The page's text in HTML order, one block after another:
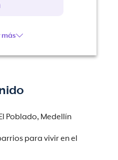
más
Poblado, Medellín
para vivir en el